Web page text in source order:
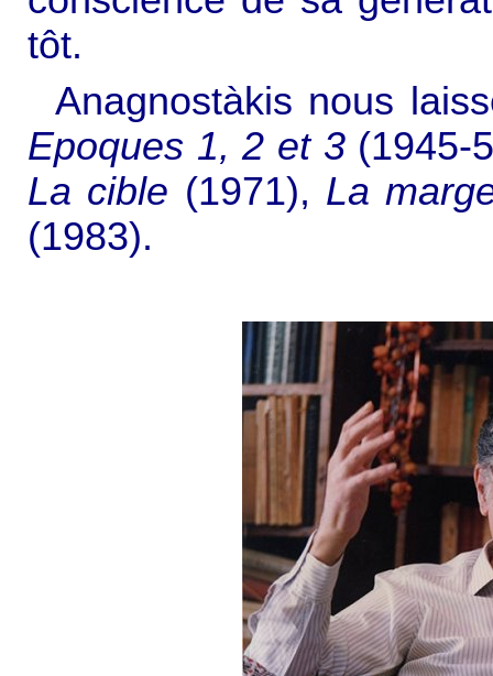
tôt.
Anagnostàkis nous
Epoques 1, 2 et 3(1945-
La cible (1971), La
(1983).